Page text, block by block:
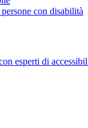
con disabilità
esperti di